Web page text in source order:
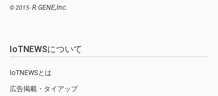
© 2015- R.GENE,Inc.
IoTNEWSについて
IoTNEWSとは
広告掲載・タイアップ